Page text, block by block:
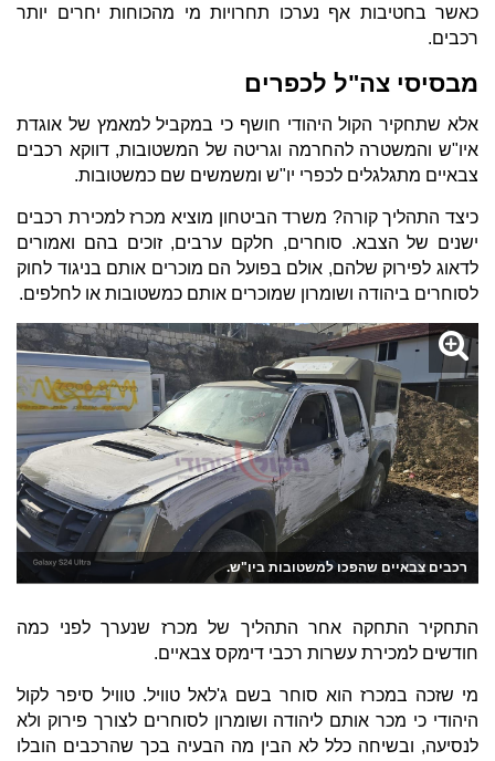
כאשר בחטיבות אף נערכו תחרויות מי מהכוחות יחרים יותר
רכבים.
מבסיסי צה"ל לכפרים
אלא שתחקיר הקול היהודי חושף כי במקביל למאמץ של אוגדת
איו"ש והמשטרה להחרמה וגריטה של המשטובות, דווקא רכבים
צבאיים מתגלגלים לכפרי יו"ש ומשמשים שם כמשטובות.
כיצד התהליך קורה? משרד הביטחון מוציא מכרז למכירת רכבים
ישנים של הצבא. סוחרים, חלקם ערבים, זוכים בהם ואמורים
לדאוג לפירוק שלהם, אולם בפועל הם מוכרים אותם בניגוד לחוק
לסוחרים ביהודה ושומרון שמוכרים אותם כמשטובות או לחלפים.
רכבים צבאיים שהפכו למשטובות ביו"ש.
התחקיר התחקה אחר התהליך של מכרז שנערך לפני כמה
חודשים למכירת עשרות רכבי דימקס צבאיים.
מי שזכה במכרז הוא סוחר בשם ג'לאל טוויל. טוויל סיפר לקול
היהודי כי מכר אותם ליהודה ושומרון לסוחרים לצורך פירוק ולא
לנסיעה, ובשיחה כלל לא הבין מה הבעיה בכך שהרכבים הובלו